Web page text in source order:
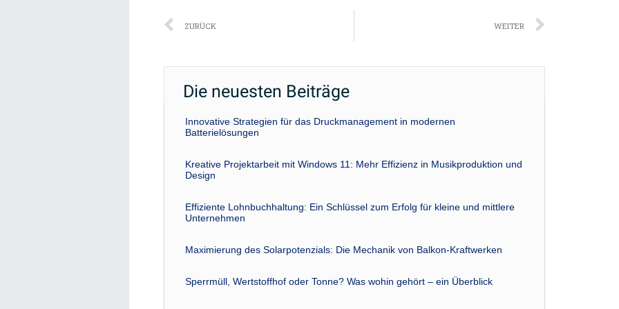
Zurück
ZURÜCK WEITER
Die neuesten Beiträge
Innovative Strategien für das Druckmanagement in modernen
Batterielösungen
Kreative Projektarbeit mit Windows 11: Mehr Effizienz in Musikproduktion und
Design
Effiziente Lohnbuchhaltung: Ein Schlüssel zum Erfolg für kleine und mittlere
Unternehmen
Maximierung des Solarpotenzials: Die Mechanik von Balkon-Kraftwerken
Sperrmüll, Wertstoffhof oder Tonne? Was wohin gehört – ein Überblick